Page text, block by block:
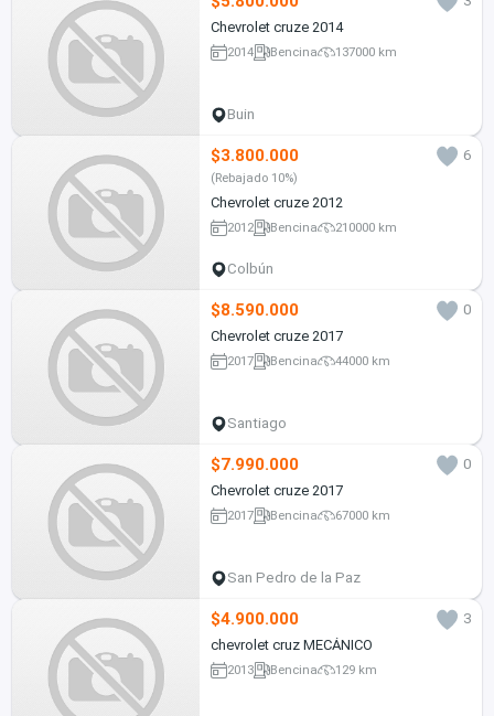
Chevrolet cruze 2014
2014 Bencina 137000 km
Buin
$3.800.000 6
(Rebajado 10%)
Chevrolet cruze 2012
2012 Bencina 210000 km
Colbún
$8.590.000
0
Chevrolet cruze 2017
2017 Bencina 44000 km
Santiago
$7.990.000
0
Chevrolet cruze 2017
2017 Bencina 67000 km
San Pedro de la Paz
$4.900.000
3
chevrolet cruz MECÁNICO
2013 Bencina 129 km